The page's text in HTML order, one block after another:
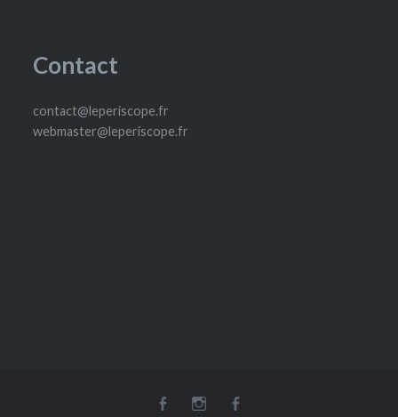
Contact
contact@leperiscope.fr
webmaster@leperiscope.fr
Insta